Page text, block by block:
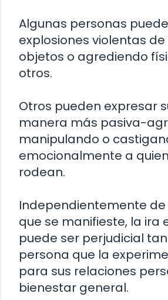
Algunas personas
explosiones violentas
objetos o agrediendo
otros.
Otros pueden expresar
manera más pasiva-
manipulando o
emocionalmente a
rodean.
Independientemente
que se manifieste, la ira
puede ser perjudicial
persona que la
para sus relaciones
bienestar general.